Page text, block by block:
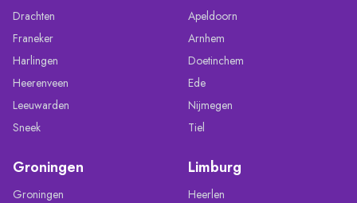
Drachten
Franeker
Harlingen
Heerenveen
Leeuwarden
Sneek
Apeldoorn
Arnhem
Doetinchem
Ede
Nijmegen
Tiel
Groningen
Groningen
Limburg
Heerlen